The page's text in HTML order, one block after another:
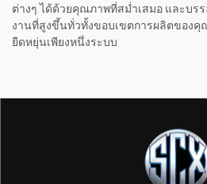
ต่างๆ ได้ด้วยคุณภาพที่สม่ำเสมอ และบร
งานที่สูงขึ้นทั่วทั้งขอบเขตการผลิตของคุ
ยืดหยุ่นเพียงหนึ่งระบบ